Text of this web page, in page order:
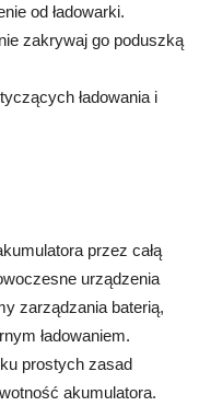
od ładowarki.
zakrywaj go poduszką
ładowania i
przez całą
urządzenia
zarządzania baterią,
ładowaniem.
prostych zasad
akumulatora.